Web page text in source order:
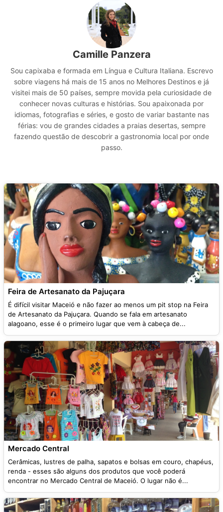
Camille Panzera
Sou capixaba e formada em Língua e Cultura Italiana. Escrevo
sobre viagens há mais de 15 anos no Melhores Destinos e já
visitei mais de 50 países, sempre movida pela curiosidade de
conhecer novas culturas e histórias. Sou apaixonada por
idiomas, fotografias e séries, e gosto de variar bastante nas
férias: vou de grandes cidades a praias desertas, sempre
fazendo questão de descobrir a gastronomia local por onde
passo.
Feira de Artesanato da Pajuçara
É difícil visitar Maceió e não fazer ao menos um pit stop na Feira
de Artesanato da Pajuçara. Quando se fala em artesanato
alagoano, esse é o primeiro lugar que vem à cabeça de...
Mercado Central
Cerâmicas, lustres de palha, sapatos e bolsas em couro, chapéus,
renda - esses são alguns dos produtos que você poderá
encontrar no Mercado Central de Maceió. O lugar não é...